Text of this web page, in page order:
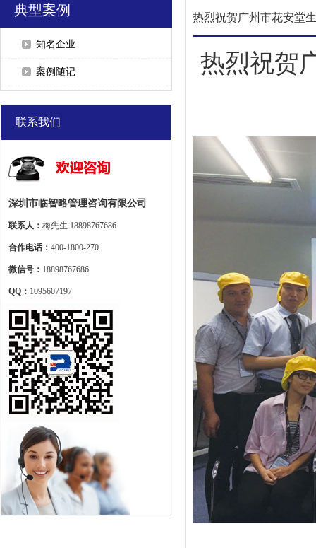
典型案例
知名企业
案例随记
联系我们
深圳市临智略管理咨询有限公司
联系人： 梅先生 18898767686
合作电话： 400-1800-270
微信号： 18898767686
QQ： 1095607197
热烈祝贺